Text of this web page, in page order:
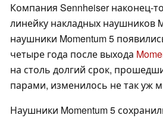
Компания Sennheiser наконец-
линейку накладных наушников
наушники Momentum 5
четыре года после выхода
на столь долгий срок,
парами, изменилось не так уж
Наушники Momentum 5